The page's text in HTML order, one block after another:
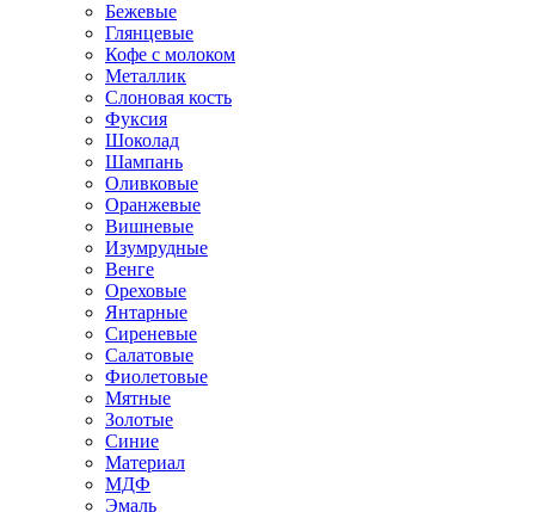
Бежевые
Глянцевые
Кофе с молоком
Металлик
Слоновая кость
Фуксия
Шоколад
Шампань
Оливковые
Оранжевые
Вишневые
Изумрудные
Венге
Ореховые
Янтарные
Сиреневые
Салатовые
Фиолетовые
Мятные
Золотые
Синие
Материал
МДФ
Эмаль